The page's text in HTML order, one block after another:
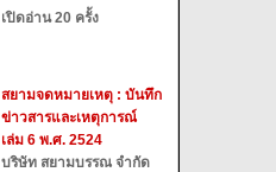
เปิดอ่าน 20 ครั้ง
สยามจดหมายเหตุ : บันทึก
ข่าวสารและเหตุการณ์
เล่ม 6 พ.ศ. 2524
บริษัท สยามบรรณ จำกัด